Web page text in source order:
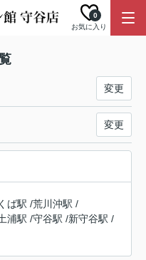
お気に入り
0
変更
変更
ば駅 /荒川沖駅 /
浦駅 /守谷駅 /新守谷駅 /